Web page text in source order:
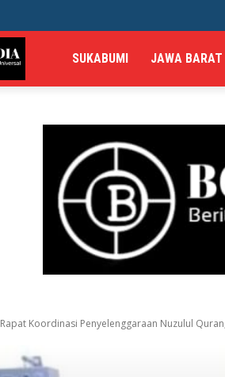
SUKABUMI JAWA BARAT
Rapat Koordinasi Penyelenggaraan Nuzulul